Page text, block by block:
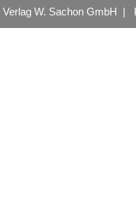
W. Sachon GmbH |